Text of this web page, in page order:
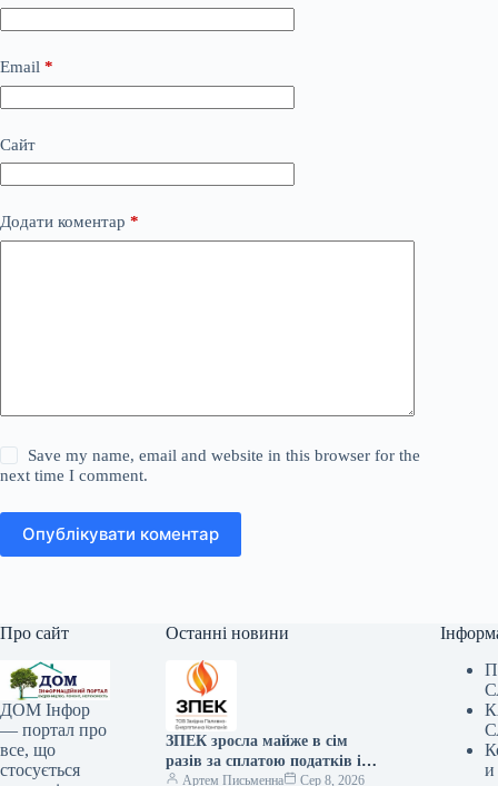
Email *
Сайт
Додати коментар *
Save my name, email and website in this browser for the
next time I comment.
Опублікувати коментар
Про сайт
ДОМ Інфор
— портал про
все, що
стосується
Останні новини
ЗПЕК зросла майже в сім
разів за сплатою податків і
обов’язкових платежів —
Артем Письменна Сер 8, 2026
и